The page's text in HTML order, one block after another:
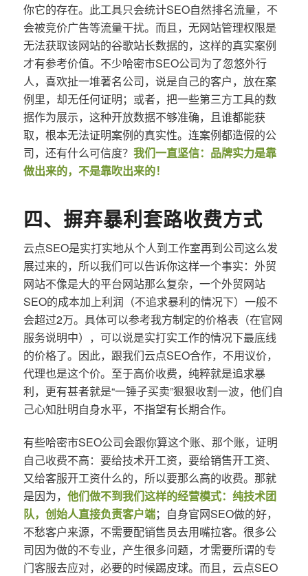
你它的存在。此工具只会统计SEO自然排名流量，不
会被竞价广告等流量干扰。而且，无网站管理权限是
无法获取该网站的谷歌站长数据的，这样的真实案例
才有参考价值。不少哈密市SEO公司为了忽悠外行
人，喜欢扯一堆著名公司，说是自己的客户，放在案
例里，却无任何证明；或者，把一些第三方工具的数
据作为展示，这种开放数据不够准确，且谁都能获
取，根本无法证明案例的真实性。连案例都造假的公
司，还有什么可信度？ 我们一直坚信：品牌实力是靠
做出来的，不是靠吹出来的！
四、摒弃暴利套路收费方式
云点SEO是实打实地从个人到工作室再到公司这么发
展过来的，所以我们可以告诉你这样一个事实：外贸
网站不像是大的平台网站那么复杂，一个外贸网站
SEO的成本加上利润（不追求暴利的情况下）一般不
会超过2万。具体可以参考我方制定的价格表（在官网
服务说明中），可以说是实打实工作的情况下最底线
的价格了。因此，跟我们云点SEO合作，不用议价，
代理也是这个价。至于高价收费，纯粹就是追求暴
利，更有甚者就是“一锤子买卖”狠狠收割一波，他们自
己心知肚明自身水平，不指望有长期合作。
有些哈密市SEO公司会跟你算这个账、那个账，证明
自己收费不高：要给技术开工资，要给销售开工资、
又给客服开工资什么的，所以要那么高的收费。那就
是因为， 他们做不到我们这样的经营模式：纯技术团
队，创始人直接负责客户端；自身官网SEO做的好，
不愁客户来源，不需要配销售员去用嘴拉客。很多公
司因为做的不专业，产生很多问题，才需要所谓的专
门客服去应对，必要的时候踢皮球。而且，云点SEO